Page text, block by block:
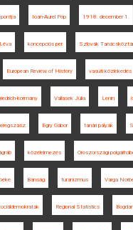
pontja Ioan-Aurel Pop 1918. december 1.
Léva koncepciós per Szlovák
European Review of History vasúti közlekedés
kormány Vallasek Júlia Lenin
Egry Gábor tanári pályák
közélelmezés Oroszországi
Bánság turanizmus Varga
Regional Statistics